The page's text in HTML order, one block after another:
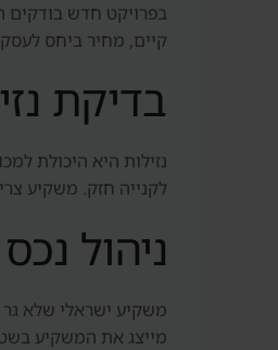
בפרויקט חדש בודקים
קיים, מחיר ביחס
בדיקת
נזילות היא היכולת
לקנייה חזק. משקיע
ניהול
משקיע ישראלי שלא גר
מייצג את המשקיע